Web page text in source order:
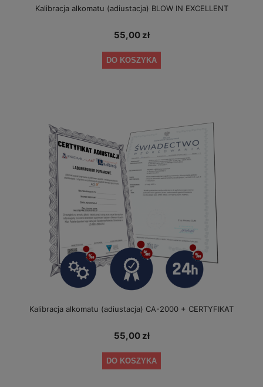
Kalibracja alkomatu (adiustacja) BLOW IN EXCELLENT
55,00 zł
DO KOSZYKA
Kalibracja alkomatu (adiustacja) CA-2000 + CERTYFIKAT
55,00 zł
DO KOSZYKA